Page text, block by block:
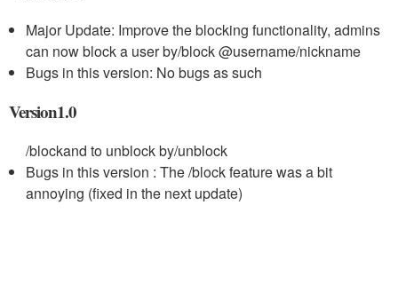
Major Update: Improve the blocking functionality, admins
can now block a user by/block @username/nickname
Bugs in this version: No bugs as such
Version1.0
/blockand to unblock by/unblock
Bugs in this version : The /block feature was a bit
annoying (fixed in the next update)